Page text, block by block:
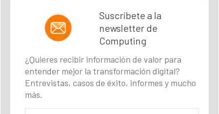
Suscríbete a la
newsletter de
Computing
¿Quieres recibir información de valor para
entender mejor la transformación digital?
Entrevistas, casos de éxito, informes y mucho
más.